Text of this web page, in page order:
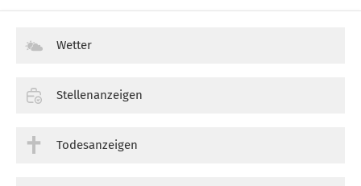
Wetter
Stellenanzeigen
Todesanzeigen